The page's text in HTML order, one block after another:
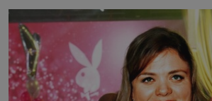
mi říkala, že se jí zdálo o
princeznách, statečných rytířích a